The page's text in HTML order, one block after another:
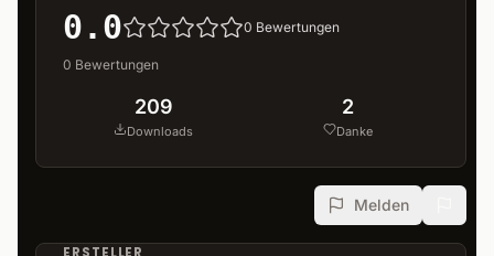
0.0 0 Bewertungen
0 Bewertungen
209
Downloads
2
Danke
Melden